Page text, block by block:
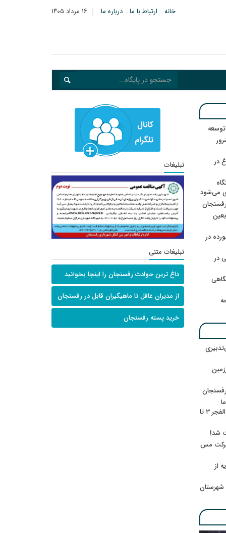
۱۶ مرداد ۱۴۰۵ خانه ارتباط با ما درباره ما
مزدور موساد و ۴ شرور
در
می‌شود
در
در
ننشسته»/ روایت محمد جعفرپور از والفجر ۳ تا
شد!
شرکت مس
از
شهرستان
تبلیغات
تبلیغات متنی
داغ ترین حوادث رفسنجان را اینجا بخوانید
از مدیران غافل تا ماهیگیران قابل در رفسنجان
خرید پسته رفسنجان